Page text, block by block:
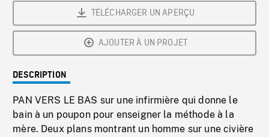
TÉLÉCHARGER UN APERÇU
AJOUTER À UN PROJET
DESCRIPTION
PAN VERS LE BAS sur une infirmière qui donne le
bain à un poupon pour enseigner la méthode à la
mère. Deux plans montrant un homme sur une civière